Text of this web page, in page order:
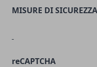
MISURE DI
reCAPTCHA